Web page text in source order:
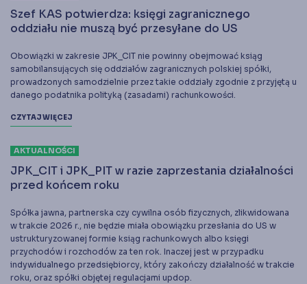
Szef KAS potwierdza: księgi zagranicznego
oddziału nie muszą być przesyłane do US
Obowiązki w zakresie JPK_CIT nie powinny obejmować ksiąg
samobilansujących się oddziałów zagranicznych polskiej spółki,
prowadzonych samodzielnie przez takie oddziały zgodnie z przyjętą u
danego podatnika polityką (zasadami) rachunkowości.
CZYTAJ WIĘCEJ
AKTUALNOŚCI
JPK_CIT i JPK_PIT w razie zaprzestania działalności
przed końcem roku
Spółka jawna, partnerska czy cywilna osób fizycznych, zlikwidowana
w trakcie 2026 r., nie będzie miała obowiązku przesłania do US w
ustrukturyzowanej formie ksiąg rachunkowych albo księgi
przychodów i rozchodów za ten rok. Inaczej jest w przypadku
indywidualnego przedsiębiorcy, który zakończy działalność w trakcie
roku, oraz spółki objętej regulacjami updop.